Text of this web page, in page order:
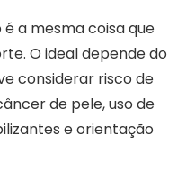
é a mesma coisa que
O ideal depende do
considerar risco de
de pele, uso de
e orientação